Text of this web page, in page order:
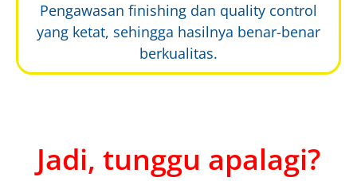
Pengawasan finishing dan quality control
yang ketat, sehingga hasilnya benar-benar
berkualitas.
Jadi, tunggu apalagi?